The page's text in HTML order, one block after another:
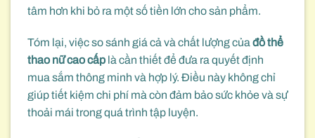
tâm hơn khi bỏ ra một số tiền lớn cho sản phẩm.
Tóm lại, việc so sánh giá cả và chất lượng củađồ thể
thao nữ cao cấp là cần thiết để đưa ra quyết định
mua sắm thông minh và hợp lý. Điều này không chỉ
giúp tiết kiệm chi phí mà còn đảm bảo sức khỏe và sự
thoải mái trong quá trình tập luyện.